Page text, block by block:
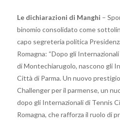
Le dichiarazioni di Manghi –
binomio consolidato come
capo segreteria politica
Romagna: “Dopo gli
di Montechiarugolo, nascono gli
Città di Parma. Un nuovo
Challenger per il parmense, un
dopo gli Internazionali di Tennis
Romagna, che rafforza il ruolo di